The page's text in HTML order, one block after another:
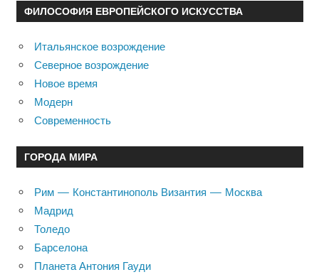
ФИЛОСОФИЯ ЕВРОПЕЙСКОГО ИСКУССТВА
Итальянское возрождение
Северное возрождение
Новое время
Модерн
Современность
ГОРОДА МИРА
Рим — Константинополь Византия — Москва
Мадрид
Толедо
Барселона
Планета Антония Гауди